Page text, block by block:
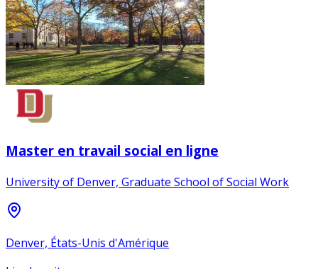
Master en travail social en ligne
University of Denver, Graduate School of Social Work
Denver, États-Unis d'Amérique